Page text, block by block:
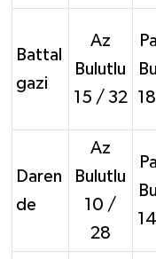
Battal
gazi
Az
Bulutlu
15 / 32
Daren
de
Az
Bulutlu
10 /
28